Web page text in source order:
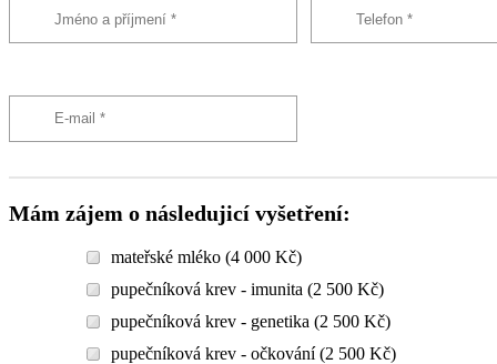
Mám zájem o následujicí vyšetření:
mateřské mléko (4 000 Kč)
pupečníková krev - imunita (2 500 Kč)
pupečníková krev - genetika (2 500 Kč)
pupečníková krev - očkování (2 500 Kč)